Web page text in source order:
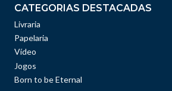
CATEGORIAS DESTACADAS
Livraria
Papelaria
Vídeo
Jogos
Born to be Eternal